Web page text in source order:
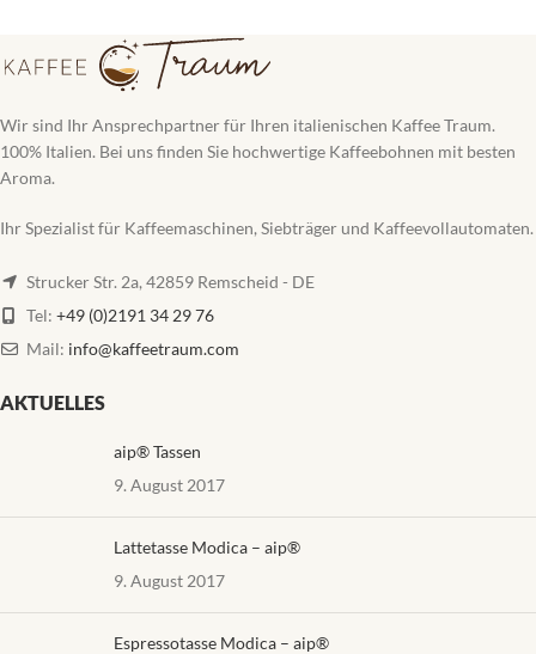
Wir sind Ihr Ansprechpartner für Ihren italienischen Kaffee Traum.
100% Italien. Bei uns finden Sie hochwertige Kaffeebohnen mit besten
Aroma.
Ihr Spezialist für Kaffeemaschinen, Siebträger und Kaffeevollautomaten.
Strucker Str. 2a, 42859 Remscheid - DE
Tel: +49 (0)2191 34 29 76
Mail: info@kaffeetraum.com
AKTUELLES
aip® Tassen
9. August 2017
Lattetasse Modica – aip®
9. August 2017
Espressotasse Modica – aip®